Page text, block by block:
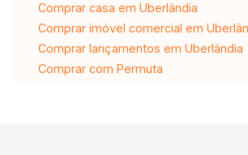
Comprar casa em Uberlândia
Comprar imóvel comercial em
Comprar lançamentos em Uberlândia
Comprar com Permuta